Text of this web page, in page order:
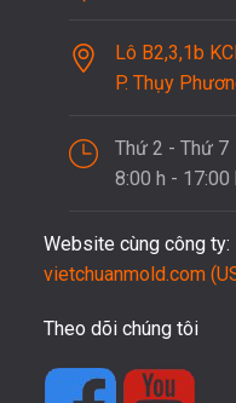
Lô B2,3,1b
P. Thụy
Thứ 2 - Thứ 7
8:00 h - 17:00
Website cùng công ty:
vietchuanmold.com
Theo dõi chúng tôi